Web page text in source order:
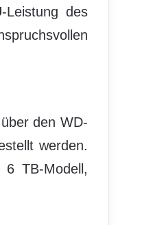
Leistung des
den WD-
werden.
TB-Modell,